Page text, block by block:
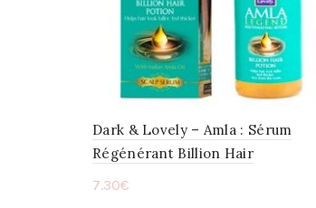
Dark & Lovely – Amla : Sérum
Régénérant Billion Hair
7.30€